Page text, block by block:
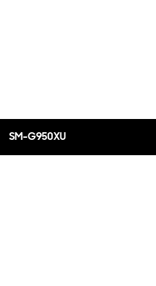
SM-G950XU